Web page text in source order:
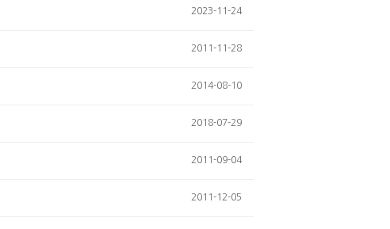
2023-11-24
2011-11-28
2014-08-10
2018-07-29
2011-09-04
2011-12-05